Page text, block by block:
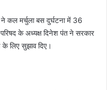
ने कल मर्चुला बस दुर्घटना में 36
परिषद के अध्यक्ष दिनेश पंत ने सरकार
लिए सुझाव दिए।